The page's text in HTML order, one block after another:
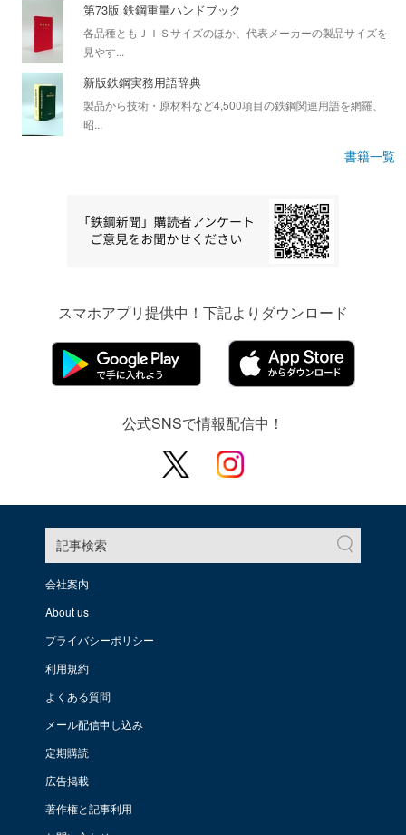
第73版 鉄鋼重量ハンドブック
各品種ともＪＩＳサイズのほか、代表メーカーの製品サイズを
見やす...
新版鉄鋼実務用語辞典
製品から技術・原材料など4,500項目の鉄鋼関連用語を網羅、
昭...
書籍一覧
スマホアプリ提供中！下記よりダウンロード
公式SNSで情報配信中！
記事検索
会社案内
About us
プライバシーポリシー
利用規約
よくある質問
メール配信申し込み
定期購読
広告掲載
著作権と記事利用